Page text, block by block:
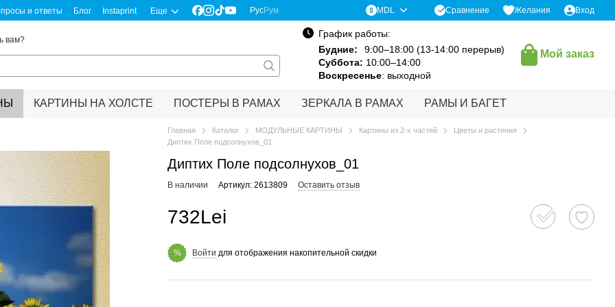
и ответы Блог Instaprint Еще РусРум MDL Сравнение Желания Вход
вам?
График работы:
Будние:
9:00–18:00 (13-14:00 перерыв)
Суббота: 10:00–14:00
Воскресенье: выходной
Мой заказ
КАРТИНЫ НА ХОЛСТЕ ПОСТЕРЫ В РАМАХ ЗЕРКАЛА В РАМАХ РАМЫ И БАГЕТ
Главная Каталог МОДУЛЬНЫЕ КАРТИНЫ Картины из 2-х частей
Цветы и растения
Диптих Поле подсолнухов_01
Диптих Поле подсолнухов_01
В наличии Артикул: 2613809 Оставить отзыв
732Lei
% Войти для отображения накопительной скидки